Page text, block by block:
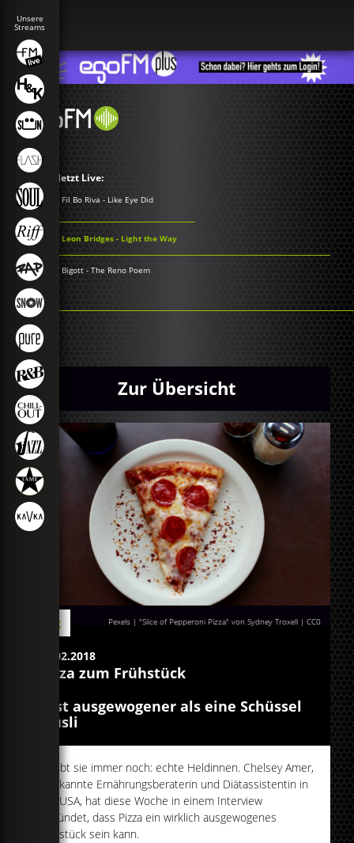
Jetzt Live:
Fil Bo Riva - Like Eye Did
Leon Bridges - Light the Way
Bigott - The Reno Poem
Zur Übersicht
Pexels | "Slice of Pepperoni Pizza" von Sydney Troxell |CC0
Blog
02.02.2018
Pizza zum Frühstück
...ist ausgewogener als eine Schüssel
Müsli
Es gibt sie immer noch: echte Heldinnen. Chelsey Amer,
anerkannte Ernährungsberaterin und Diätassistentin in
den USA, hat diese Woche in einem Interview
verkündet, dass Pizza ein wirklich ausgewogenes
Frühstück sein kann.